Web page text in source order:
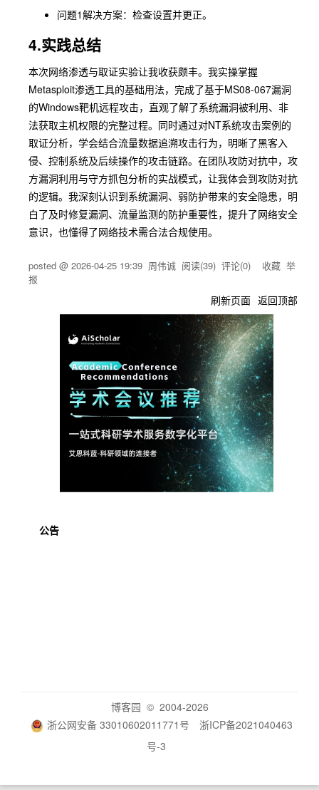
问题1解决方案：检查设置并更正。
4.实践总结
本次网络渗透与取证实验让我收获颇丰。我实操掌握
Metasploit渗透工具的基础用法，完成了基于MS08-067漏洞
的Windows靶机远程攻击，直观了解了系统漏洞被利用、非
法获取主机权限的完整过程。同时通过对NT系统攻击案例的
取证分析，学会结合流量数据追溯攻击行为，明晰了黑客入
侵、控制系统及后续操作的攻击链路。在团队攻防对抗中，攻
方漏洞利用与守方抓包分析的实战模式，让我体会到攻防对抗
的逻辑。我深刻认识到系统漏洞、弱防护带来的安全隐患，明
白了及时修复漏洞、流量监测的防护重要性，提升了网络安全
意识，也懂得了网络技术需合法合规使用。
posted @ 2026-04-25 19:39 周伟诚 阅读(39) 评论(0) 收藏 举
报
刷新页面 返回顶部
公告
博客园 © 2004-2026
浙公网安备 33010602011771号
浙ICP备2021040463
号-3